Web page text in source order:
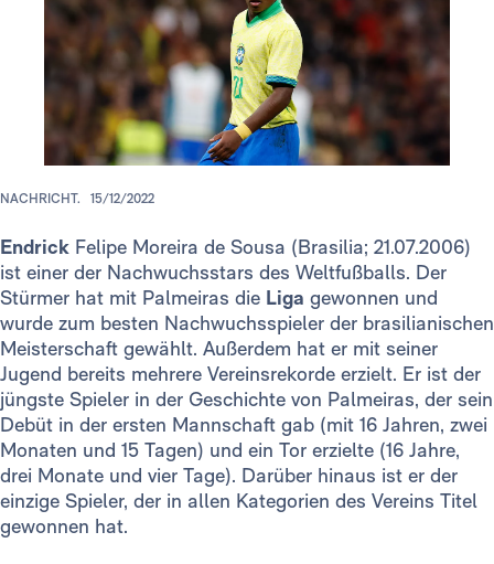
NACHRICHT. 15/12/2022
Endrick Felipe Moreira de Sousa (Brasilia; 21.07.2006)
ist einer der Nachwuchsstars des Weltfußballs. Der
Stürmer hat mit Palmeiras die Liga gewonnen und
wurde zum besten Nachwuchsspieler der brasilianischen
Meisterschaft gewählt. Außerdem hat er mit seiner
Jugend bereits mehrere Vereinsrekorde erzielt. Er ist der
jüngste Spieler in der Geschichte von Palmeiras, der sein
Debüt in der ersten Mannschaft gab (mit 16 Jahren, zwei
Monaten und 15 Tagen) und ein Tor erzielte (16 Jahre,
drei Monate und vier Tage). Darüber hinaus ist er der
einzige Spieler, der in allen Kategorien des Vereins Titel
gewonnen hat.